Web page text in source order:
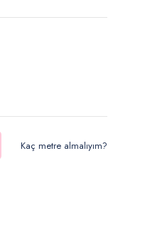
Kaç metre almalıyım?